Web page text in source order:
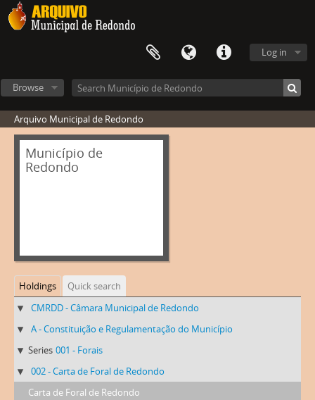
Log in
Browse
Arquivo Municipal de Redondo
Município de
Redondo
Holdings
Quick search
CMRDD - Câmara Municipal de Redondo
A - Constituição e Regulamentação do Município
Series 001 - Forais
002 - Carta de Foral de Redondo
Carta de Foral de Redondo